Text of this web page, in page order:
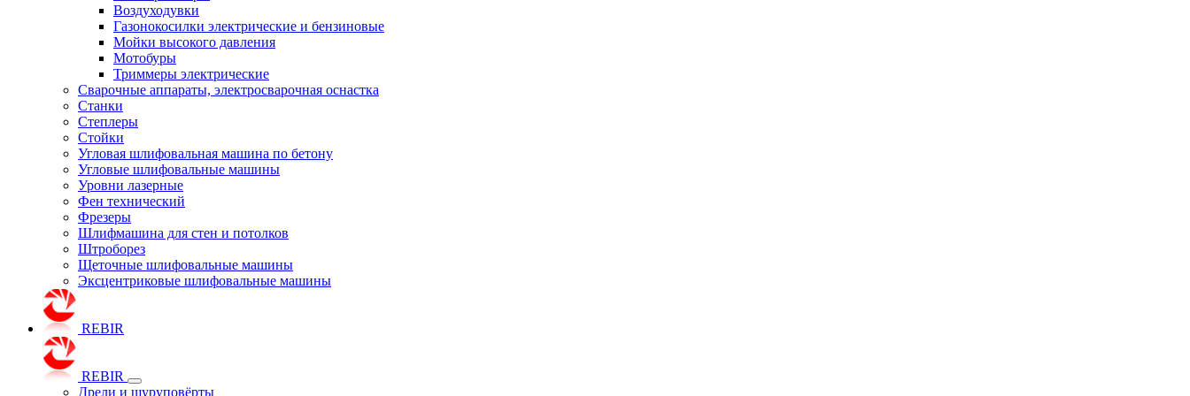
Воздуходувки
Газонокосилки электрические и бензиновые
Мойки высокого давления
Мотобуры
Триммеры электрические
Сварочные аппараты, электросварочная оснастка
Станки
Степлеры
Стойки
Угловая шлифовальная машина по бетону
Угловые шлифовальные машины
Уровни лазерные
Фен технический
Фрезеры
Шлифмашина для стен и потолков
Штроборез
Щеточные шлифовальные машины
Эксцентриковые шлифовальные машины
REBIR
REBIR
Дрели и шуруповёрты